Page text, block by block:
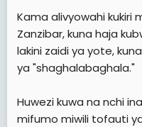
Kama alivyowahi kukiri
Zanzibar, kuna haja
lakini zaidi ya yote,
ya "shaghalabaghala."
Huwezi kuwa na nchi
mifumo miwili tofauti